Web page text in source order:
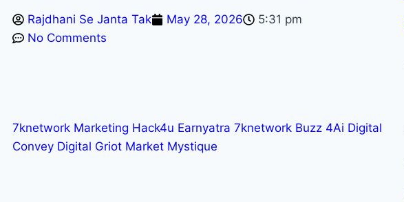
Rajdhani Se Janta Tak May 28, 2026
5:31 pm
No Comments
7knetwork Marketing Hack4u Earnyatra 7knetwork Buzz 4Ai Digital
Convey Digital Griot Market Mystique